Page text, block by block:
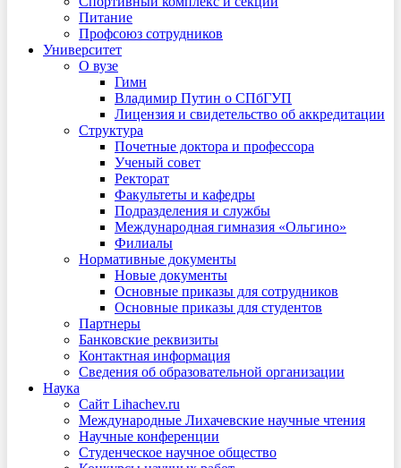
Питание
Профсоюз сотрудников
Университет
О вузе
Гимн
Владимир Путин о СПбГУП
Лицензия и свидетельство об аккредитации
Структура
Почетные доктора и профессора
Ученый совет
Ректорат
Факультеты и кафедры
Подразделения и службы
Международная гимназия «Ольгино»
Филиалы
Нормативные документы
Новые документы
Основные приказы для сотрудников
Основные приказы для студентов
Партнеры
Банковские реквизиты
Контактная информация
Сведения об образовательной организации
Наука
Сайт Lihachev.ru
Международные Лихачевские научные чтения
Научные конференции
Студенческое научное общество